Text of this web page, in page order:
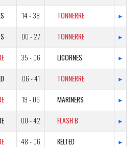
14 - 38 TONNERRE ▸
00 - 27 TONNERRE ▸
35 - 06 LICORNES ▸
06 - 41 TONNERRE ▸
19 - 06 MARINERS ▸
00 - 42 FLASH B ▸
48 - 06 KELTED ▸